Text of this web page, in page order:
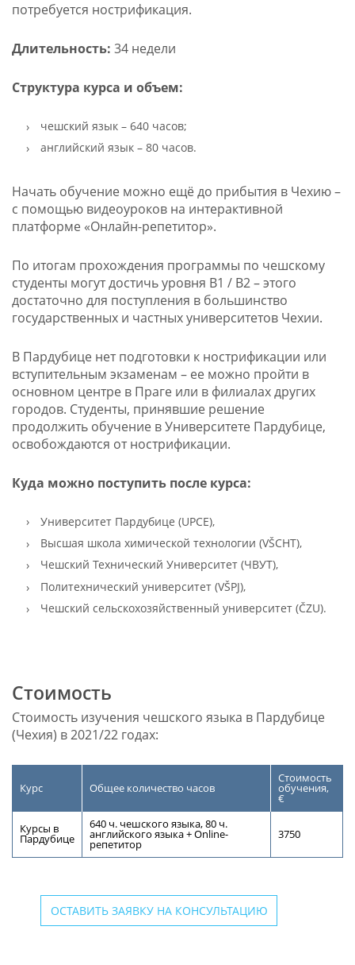
потребуется нострификация.
Длительность: 34 недели
Структура курса и объем:
чешский язык – 640 часов;
английский язык – 80 часов.
Начать обучение можно ещё до прибытия в Чехию –
с помощью видеоуроков на интерактивной
платформе «Онлайн-репетитор».
По итогам прохождения программы по чешскому
студенты могут достичь уровня В1 / В2 – этого
достаточно для поступления в большинство
государственных и частных университетов Чехии.
В Пардубице нет подготовки к нострификации или
вступительным экзаменам – ее можно пройти в
основном центре в Праге или в филиалах других
городов. Студенты, принявшие решение
продолжить обучение в Университете Пардубице,
освобождаются от нострификации.
Куда можно поступить после курса:
Университет Пардубице (UPCE),
Высшая школа химической технологии (VŠCHT),
Чешский Технический Университет (ЧВУТ),
Политехнический университет (VŠPJ),
Чешский сельскохозяйственный университет (ČZU).
Стоимость
Стоимость изучения чешского языка в Пардубице
(Чехия) в 2021/22 годах:
Курс Общее количество часов
Стоимость
обучения,
€
Курсы в
Пардубице
640 ч. чешского языка, 80 ч.
английского языка + Online-
репетитор
3750
ОСТАВИТЬ ЗАЯВКУ НА КОНСУЛЬТАЦИЮ